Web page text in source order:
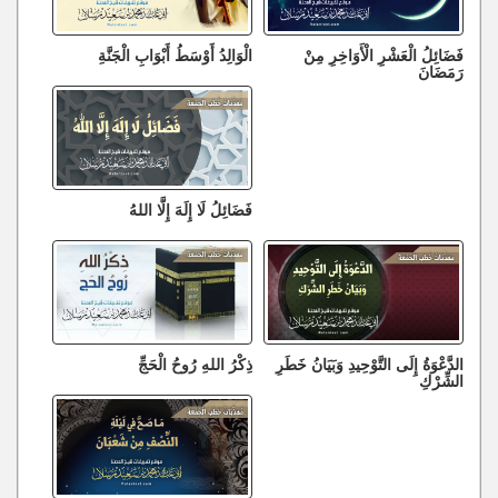
فَضَائِلُ الْعَشْرِ الْأَوَاخِرِ مِنْ
رَمَضَانَ
الْوَالِدُ أَوْسَطُ أَبْوَابِ الْجَنَّةِ
فَضَائِلُ لَا إِلَهَ إِلَّا اللهُ
الدَّعْوَةُ إِلَى التَّوْحِيدِ وَبَيَانُ خَطَرِ
الشِّرْكِ
ذِكْرُ اللهِ رُوحُ الْحَجِّ